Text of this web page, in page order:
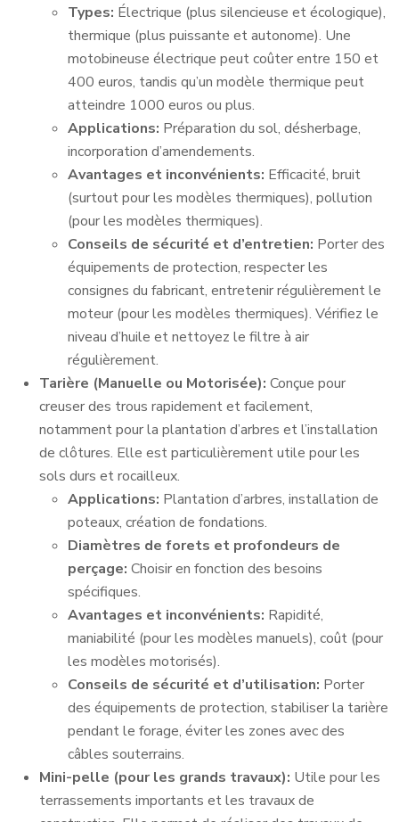
Types: Électrique (plus silencieuse et écologique),
thermique (plus puissante et autonome). Une
motobineuse électrique peut coûter entre 150 et
400 euros, tandis qu’un modèle thermique peut
atteindre 1000 euros ou plus.
Applications: Préparation du sol, désherbage,
incorporation d’amendements.
Avantages et inconvénients: Efficacité, bruit
(surtout pour les modèles thermiques), pollution
(pour les modèles thermiques).
Conseils de sécurité et d’entretien: Porter des
équipements de protection, respecter les
consignes du fabricant, entretenir régulièrement le
moteur (pour les modèles thermiques). Vérifiez le
niveau d’huile et nettoyez le filtre à air
régulièrement.
Tarière (Manuelle ou Motorisée): Conçue pour
creuser des trous rapidement et facilement,
notamment pour la plantation d’arbres et l’installation
de clôtures. Elle est particulièrement utile pour les
sols durs et rocailleux.
Applications: Plantation d’arbres, installation de
poteaux, création de fondations.
Diamètres de forets et profondeurs de
perçage: Choisir en fonction des besoins
spécifiques.
Avantages et inconvénients: Rapidité,
maniabilité (pour les modèles manuels), coût (pour
les modèles motorisés).
Conseils de sécurité et d’utilisation: Porter
des équipements de protection, stabiliser la tarière
pendant le forage, éviter les zones avec des
câbles souterrains.
Mini-pelle (pour les grands travaux): Utile pour les
terrassements importants et les travaux de